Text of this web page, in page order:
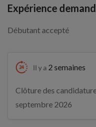
Expérience
Débutant accepté
Il y a 2 semaines
Clôture des
septembre 2026